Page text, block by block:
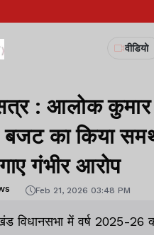
वीडियो
: आलोक कुमार
का किया
गंभीर आरोप
Feb 21, 2026 03:48 PM
विधानसभा में वर्ष 2025-26